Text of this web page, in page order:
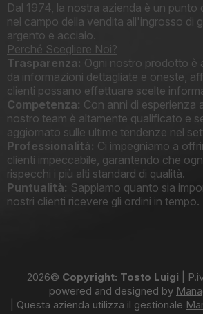
Dal 1974, la nostra azienda è un punto
nel campo della vendita all'ingrosso di
argento e acciaio.
Perché Scegliere Noi?
Trasparenza: Ogni nostro prodotto è
da informazioni dettagliate e oneste,
clienti possano effettuare scelte
Competenza: Con anni di esperienza
nostro team è altamente qualificato e
aggiornato sulle ultime tendenze nel
Professionalità: Ci impegniamo a
clienti impeccabile, garantendo che
rispecchi i più alti standard di qualità.
Puntualità: Sappiamo quanto sia
nostri clienti ricevere gli ordini in tempo.
2026© Copyright: Tosto Luigi
powered and designed by
| Questa azienda utilizza il gestionale